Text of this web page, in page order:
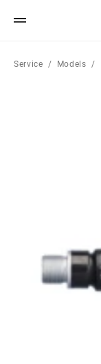
Service Models